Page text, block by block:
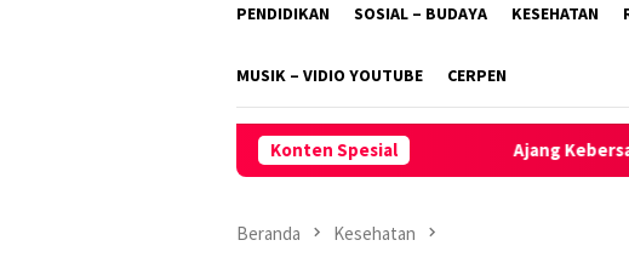
PENDIDIKAN SOSIAL – BUDAYA KESEHATAN
MUSIK – VIDIO YOUTUBE CERPEN
Konten Spesial
Ajang Kebersamaan Dan Sportivitas
Beranda Kesehatan